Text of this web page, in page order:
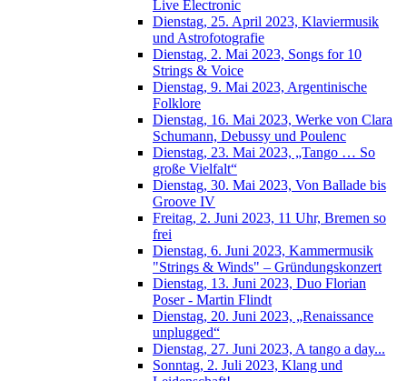
Live Electronic
Dienstag, 25. April 2023, Klaviermusik
und Astrofotografie
Dienstag, 2. Mai 2023, Songs for 10
Strings & Voice
Dienstag, 9. Mai 2023, Argentinische
Folklore
Dienstag, 16. Mai 2023, Werke von Clara
Schumann, Debussy und Poulenc
Dienstag, 23. Mai 2023, „Tango … So
große Vielfalt“
Dienstag, 30. Mai 2023, Von Ballade bis
Groove IV
Freitag, 2. Juni 2023, 11 Uhr, Bremen so
frei
Dienstag, 6. Juni 2023, Kammermusik
"Strings & Winds" – Gründungskonzert
Dienstag, 13. Juni 2023, Duo Florian
Poser - Martin Flindt
Dienstag, 20. Juni 2023, „Renaissance
unplugged“
Dienstag, 27. Juni 2023, A tango a day...
Sonntag, 2. Juli 2023, Klang und